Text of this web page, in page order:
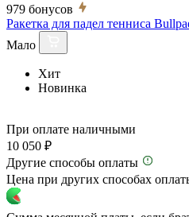
979 бонусов
Ракетка для падел тенниса
Мало
Хит
Новинка
При оплате наличными
10 050 ₽
Другие способы оплаты
Цена при других способах